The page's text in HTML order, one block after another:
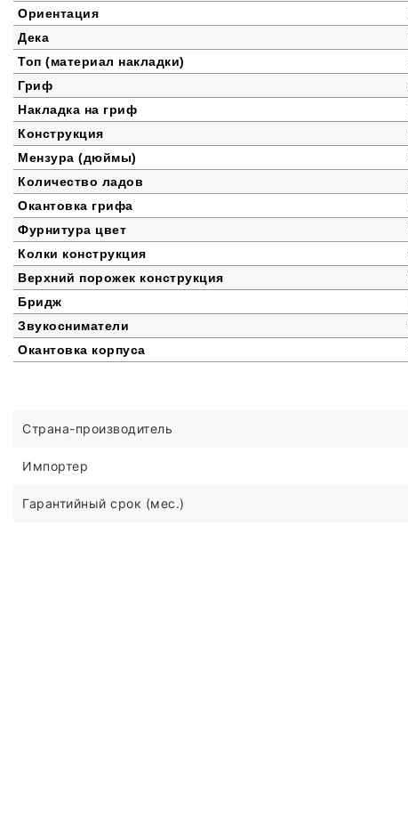
Ориентация
Дека
Топ (материал накладки)
Гриф
Накладка на гриф
Конструкция
Мензура (дюймы)
Количество ладов
Окантовка грифа
Фурнитура цвет
Колки конструкция
Верхний порожек конструкция
Бридж
Звукосниматели
Окантовка корпуса
Страна-производитель
Импортер
Гарантийный срок (мес.)